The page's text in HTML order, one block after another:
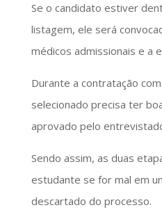
Se o candidato estiver
listagem, ele será
médicos admissionais e a
Durante a contratação
selecionado precisa ter
aprovado pelo
Sendo assim, as duas
estudante se for mal em
descartado do processo.